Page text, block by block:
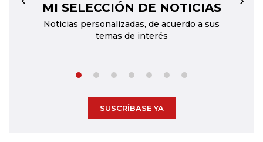
MI SELECCIÓN DE NOTICIAS
Noticias personalizadas, de acuerdo a sus
temas de interés
← →
SUSCRÍBASE YA